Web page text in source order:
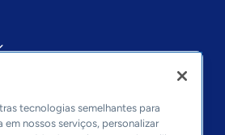
tecnologias semelhantes para
em nossos serviços, personalizar